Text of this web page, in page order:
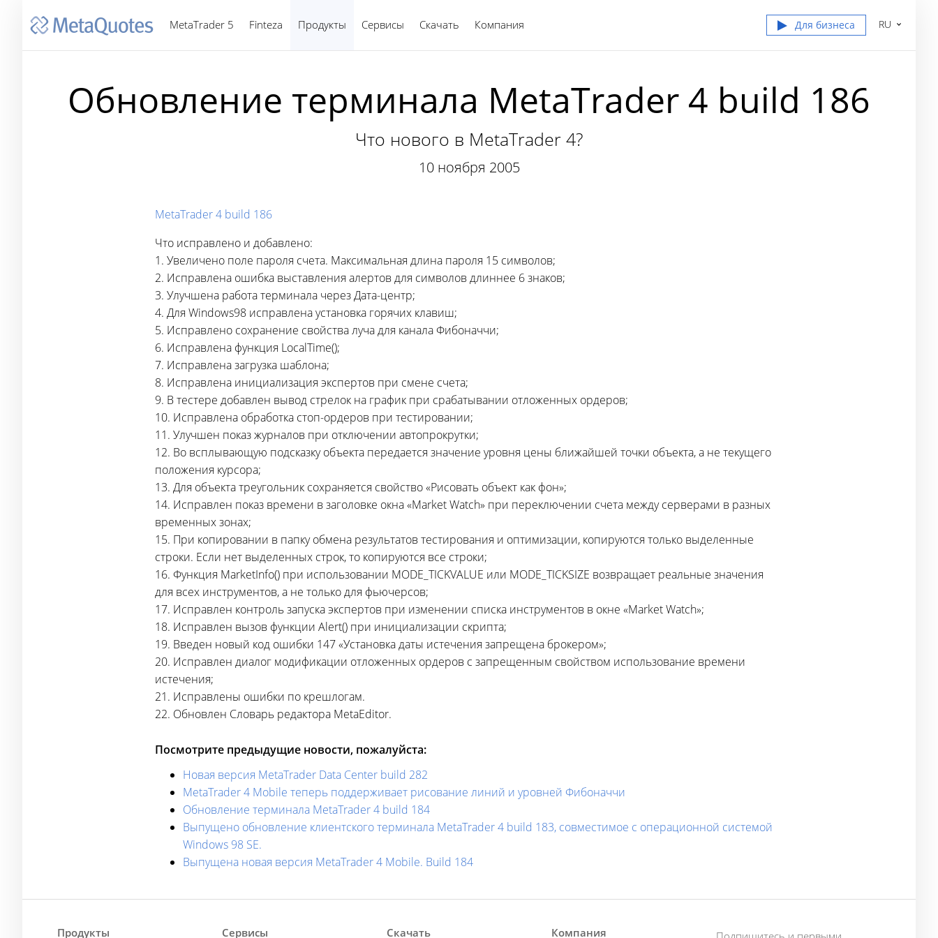
MetaTrader 5 Finteza Продукты Сервисы Скачать Компания Для бизнеса RU
Обновление терминала MetaTrader 4 build 186
Что нового в MetaTrader 4?
10 ноября 2005
MetaTrader 4 build 186
Что исправлено и добавлено:
1. Увеличено поле пароля счета. Максимальная длина пароля 15 символов;
2. Исправлена ошибка выставления алертов для символов длиннее 6 знаков;
3. Улучшена работа терминала черезДата-центр;
4. Для Windows98 исправлена установка горячих клавиш;
5. Исправлено сохранение свойства луча для канала Фибоначчи;
6. Исправлена функция LocalTime();
7. Исправлена загрузка шаблона;
8. Исправлена инициализация экспертов при смене счета;
9. В тестере добавлен вывод стрелок на график при срабатывании отложенных ордеров;
10. Исправлена обработка стоп-ордеров при тестировании;
11. Улучшен показ журналов при отключении автопрокрутки;
12. Во всплывающую подсказку объекта передается значение уровня цены ближайшей точки объекта, а не текущего
положения курсора;
13. Для объекта треугольник сохраняется свойство «Рисовать объект как фон»;
14. Исправлен показ времени в заголовке окна «Market Watch» при переключении счета между серверами в разных
временных зонах;
15. При копировании в папку обмена результатов тестирования и оптимизации, копируются только выделенные
строки. Если нет выделенных строк, то копируются все строки;
16. Функция MarketInfo() при использовании MODE_TICKVALUE или MODE_TICKSIZE возвращает реальные значения
для всех инструментов, а не только для фьючерсов;
17. Исправлен контроль запуска экспертов при изменении списка инструментов в окне «Market Watch»;
18. Исправлен вызов функции Alert() при инициализации скрипта;
19. Введен новый код ошибки 147 «Установка даты истечения запрещена брокером»;
20. Исправлен диалог модификации отложенных ордеров с запрещенным свойством использование времени
истечения;
21. Исправлены ошибки по крешлогам.
22. Обновлен Словарь редактора MetaEditor.
Посмотрите предыдущие новости, пожалуйста:
Новая версия MetaTrader Data Center build 282
MetaTrader 4 Mobile теперь поддерживает рисование линий и уровней Фибоначчи
Обновление терминала MetaTrader 4 build 184
Выпущено обновление клиентского терминала MetaTrader 4 build 183, совместимое с операционной системой
Windows 98 SE.
Выпущена новая версия MetaTrader 4 Mobile. Build 184
Продукты Сервисы Скачать Компания